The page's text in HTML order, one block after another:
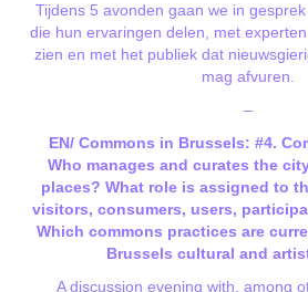
Tijdens 5 avonden gaan we in
die hun ervaringen delen, met
zien en met het publiek dat
mag afvuren.
–
EN/ Commons in Brussels: #4.
Who manages and curates the
places? What role is assigned to
visitors, consumers, users,
Which commons practices are
Brussels cultural and
A discussion evening with, among